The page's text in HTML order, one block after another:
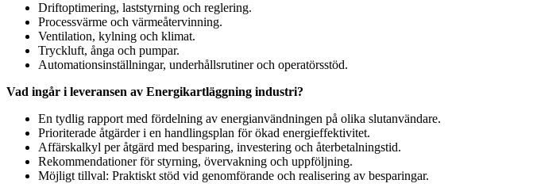
Driftoptimering, laststyrning och reglering.
Processvärme och värmeåtervinning.
Ventilation, kylning och klimat.
Tryckluft, ånga och pumpar.
Automationsinställningar, underhållsrutiner och operatörsstöd.
Vad ingår i leveransen av Energikartläggning industri?
En tydlig rapport med fördelning av energianvändningen på olika slutanvändare.
Prioriterade åtgärder i en handlingsplan för ökad energieffektivitet.
Affärskalkyl per åtgärd med besparing, investering och återbetalningstid.
Rekommendationer för styrning, övervakning och uppföljning.
Möjligt tillval: Praktiskt stöd vid genomförande och realisering av besparingar.